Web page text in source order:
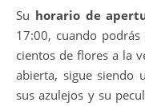
Su horario de
17:00, cuando
cientos de flores a la
abierta, sigue siendo
sus azulejos y su